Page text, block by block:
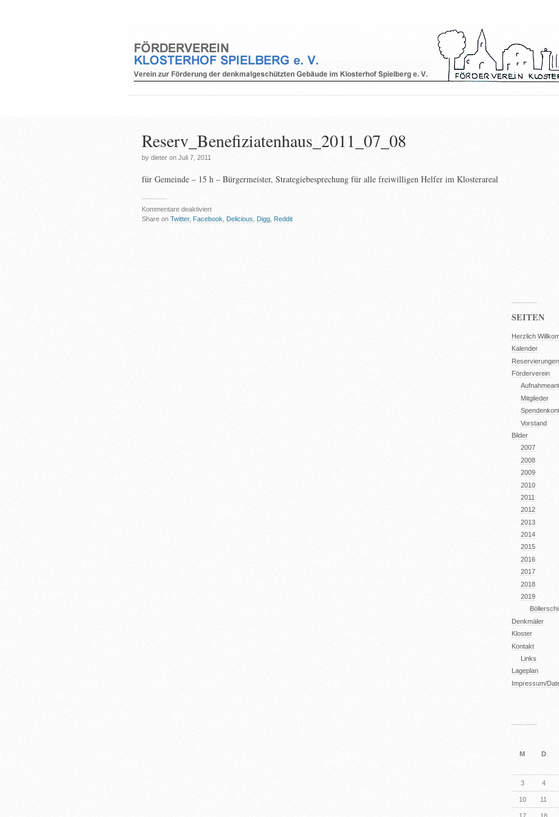
Reserv_Benefiziatenhaus_2011_07_08
by dieter on Juli 7, 2011
für Gemeinde – 15 h – Bürgermeister, Strategiebesprechung für alle freiwilligen Helfer im Klosterareal
Kommentare deaktiviertfür
Reserv_Benefiziatenhaus_2011_07_08
Share on Twitter, Facebook Delicious Digg Reddit
SEITEN
Herzlich
Kalender
Reservierungen
Förderverein
Mitglieder
Vorstand
Bilder
2007
2008
2009
2010
2011
2012
2013
2014
2015
2016
2017
2018
2019
Denkmäler
Kloster
Kontakt
Links
Lageplan
Impressum/
M
D
3 4
10 11